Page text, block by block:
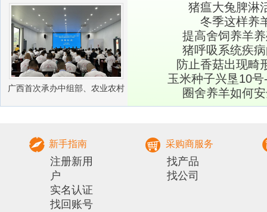
业振兴
广西首次承办中组部、农业农村
部农村实用人才 带头人培训兽医
猪瘟大兔脾淋
冬季这样养
提高舍饲养羊
猪呼吸系统疾
防止香菇出现畸
玉米种子兴垦10
圈舍养羊如何
新手指南
注册新用
户
实名认证
找回账号
采购商服务
找产品
找公司